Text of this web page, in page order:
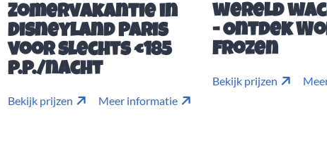
Zomervakantie in
Disneyland Paris
voor slechts €185
p.p./nacht
Bekijk prijzen Meer informatie
wereld
- Ontdek
Frozen
Bekijk prijzen